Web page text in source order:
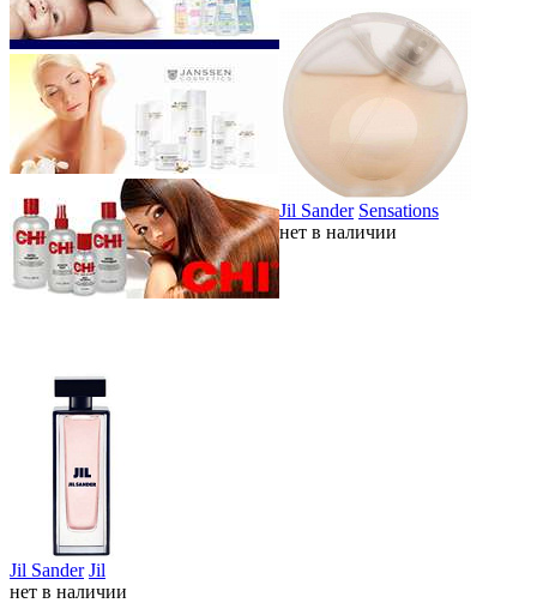
Jil Sander Sensations
нет в наличии
Jil Sander Jil
нет в наличии